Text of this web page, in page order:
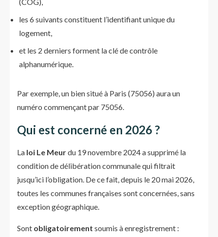
les 6 suivants constituent l’identifiant unique du
logement,
et les 2 derniers forment la clé de contrôle
alphanumérique.
Par exemple, un bien situé à Paris (75056) aura un
numéro commençant par 75056.
Qui est concerné en 2026 ?
La loi Le Meurdu 19 novembre 2024 a supprimé la
condition de délibération communale qui filtrait
jusqu’ici l’obligation. De ce fait, depuis le 20 mai 2026,
toutes les communes françaises sont concernées, sans
exception géographique.
Sont obligatoirement soumis à enregistrement :